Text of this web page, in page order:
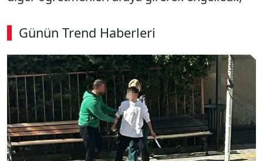
Günün Trend Haberleri
SÖZCÜ SON DAKİKA